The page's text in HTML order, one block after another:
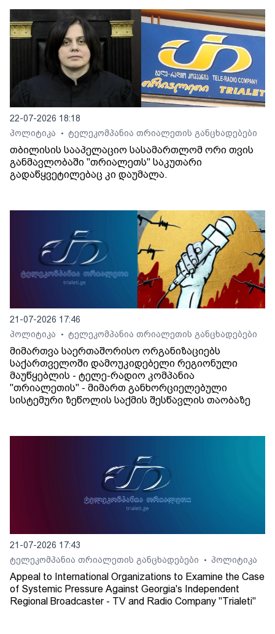
22-07-2026 18:18
პოლიტიკა
• ტელეკომპანია თრიალეთის განცხადებები
თბილისის სააპელაციო სასამართლომ ორი თვის
განმავლობაში "თრიალეთს" საკუთარი
გადაწყვეტილებაც კი დაუმალა.
21-07-2026 17:46
პოლიტიკა
• ტელეკომპანია თრიალეთის განცხადებები
მიმართვა საერთაშორისო ორგანიზაციებს
საქართველოში დამოუკიდებელი რეგიონული
მაუწყებლის - ტელე-რადიო კომპანია
"თრიალეთის" - მიმართ განხორციელებული
სისტემური ზეწოლის საქმის შესწავლის თაობაზე
21-07-2026 17:43
ტელეკომპანია თრიალეთის განცხადებები
• პოლიტიკა
Appeal to International Organizations to Examine the Case
of Systemic Pressure Against Georgia's Independent
Regional Broadcaster - TV and Radio Company "Trialeti"